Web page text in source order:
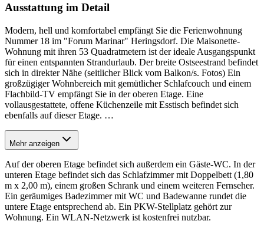
Ausstattung im Detail
Modern, hell und komfortabel empfängt Sie die Ferienwohnung
Nummer 18 im "Forum Marinar" Heringsdorf. Die Maisonette-
Wohnung mit ihren 53 Quadratmetern ist der ideale Ausgangspunkt
für einen entspannten Strandurlaub. Der breite Ostseestrand befindet
sich in direkter Nähe (seitlicher Blick vom Balkon/s. Fotos) Ein
großzügiger Wohnbereich mit gemütlicher Schlafcouch und einem
Flachbild-TV empfängt Sie in der oberen Etage. Eine
vollausgestattete, offene Küchenzeile mit Esstisch befindet sich
ebenfalls auf dieser Etage. …
Mehr anzeigen
Auf der oberen Etage befindet sich außerdem ein Gäste-WC. In der
unteren Etage befindet sich das Schlafzimmer mit Doppelbett (1,80
m x 2,00 m), einem großen Schrank und einem weiteren Fernseher.
Ein geräumiges Badezimmer mit WC und Badewanne rundet die
untere Etage entsprechend ab. Ein PKW-Stellplatz gehört zur
Wohnung. Ein WLAN-Netzwerk ist kostenfrei nutzbar.